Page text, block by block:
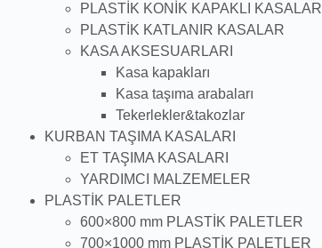
PLASTİK KONİK KAPAKLI KASALAR
PLASTİK KATLANIR KASALAR
KASA AKSESUARLARI
Kasa kapakları
Kasa taşıma arabaları
Tekerlekler&takozlar
KURBAN TAŞIMA KASALARI
ET TAŞIMA KASALARI
YARDIMCI MALZEMELER
PLASTİK PALETLER
600×800 mm PLASTİK PALETLER
700×1000 mm PLASTİK PALETLER